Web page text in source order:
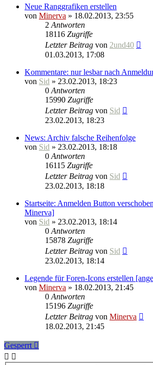
Neue Ranggrafiken erstellen
von Minerva » 18.02.2013, 23:55
2 Antworten
18116 Zugriffe
Letzter Beitrag von 2und40
01.03.2013, 17:08
Kommentare: nur lesbar nach
von Sid » 23.02.2013, 18:23
0 Antworten
15990 Zugriffe
Letzter Beitrag von Sid
23.02.2013, 18:23
News: Archiv falsche Reihenfolge
von Sid » 23.02.2013, 18:18
0 Antworten
16115 Zugriffe
Letzter Beitrag von Sid
23.02.2013, 18:18
Startseite: Anmelden Button
Minerva]
von Sid » 23.02.2013, 18:14
0 Antworten
15878 Zugriffe
Letzter Beitrag von Sid
23.02.2013, 18:14
Legende für Foren-Icons erstellen
von Minerva » 18.02.2013, 21:45
0 Antworten
15196 Zugriffe
Letzter Beitrag von Minerva
18.02.2013, 21:45
Gesperrt